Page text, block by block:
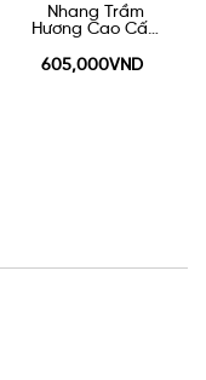
Nhang Trầm
Hương Cao Cấp
605,000VND